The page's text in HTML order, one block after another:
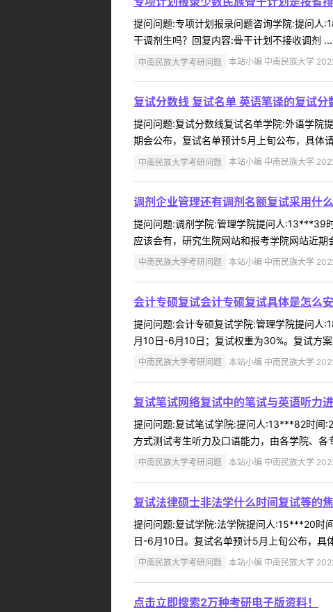
提问问题:专项计划报录问题咨询学院:提问
干调剂生吗？回复内容:骨干计划不接收调剂 ...
中南民族大学考研问题 本站小编 中南民族大学
复试分数线 复试名单 英语笔译的复试
提问问题:复试分数线复试名单学院:外语学
期会公布，复试名单预计5月上旬公布，具体
中南民族大学考研问题 本站小编 中南民族大学
调剂企业管理还有调剂名额复试采用什
提问问题:调剂学院:管理学院提问人:13***39
应该会有，研究生院网站和报考学院网站近
中南民族大学考研问题 本站小编 中南民族大学
会计专硕复试会计专硕复试具体是怎么
提问问题:会计专硕复试学院:管理学院提问
月10日-6月10日；复试权重为30%。复试方
中南民族大学考研问题 本站小编 中南民族大学
复试笔试网络复试中的笔试与英语听力
提问问题:复试笔试学院:提问人:13***82时间
方式测试考生听力及口语能力，由各学院、各
中南民族大学考研问题 本站小编 中南民族大学
复试法律硕士非法学什么时间复试等的
提问问题:复试学院:法学院提问人:15***20时
日-6月10日。复试名单预计5月上旬公布，具
中南民族大学考研问题 本站小编 中南民族大学
点击立即搜索2万种考研电子版资料！